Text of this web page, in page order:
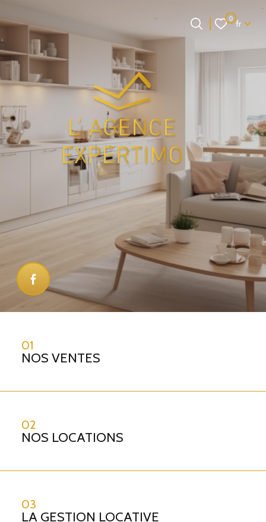
0 Langue
fr
Accueil
fr
et si on faisait
connaissance ?
01
NOS VENTES
02
NOS LOCATIONS
03
LA GESTION LOCATIVE